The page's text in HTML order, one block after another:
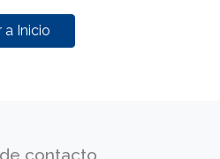
a Inicio
contacto